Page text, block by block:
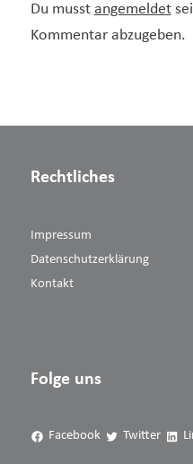
Du musst angemeldet
Kommentar abzugeben.
Rechtliches
Impressum
Datenschutzerklärung
Kontakt
Folge uns
Facebook Twitter